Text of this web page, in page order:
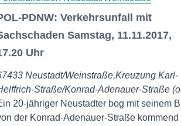
PDNW: Verkehrsunfall mit
Samstag, 11.11.2017,
Uhr
Neustadt/Weinstraße,Kreuzung Karl-
Straße/Konrad-Adenauer-Straße
20-jähriger Neustadter bog mit seinem
der Konrad-Adenauer-Straße kommend